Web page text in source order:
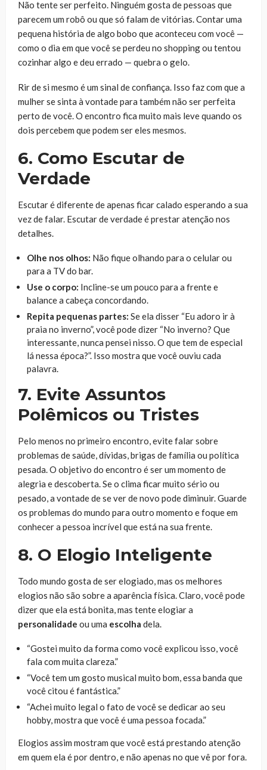
Não tente ser perfeito. Ninguém gosta de pessoas que
parecem um robô ou que só falam de vitórias. Contar uma
pequena história de algo bobo que aconteceu com você —
como o dia em que você se perdeu no shopping ou tentou
cozinhar algo e deu errado — quebra o gelo.
Rir de si mesmo é um sinal de confiança. Isso faz com que a
mulher se sinta à vontade para também não ser perfeita
perto de você. O encontro fica muito mais leve quando os
dois percebem que podem ser eles mesmos.
6. Como Escutar de
Verdade
Escutar é diferente de apenas ficar calado esperando a sua
vez de falar. Escutar de verdade é prestar atenção nos
detalhes.
Olhe nos olhos: Não fique olhando para o celular ou
para a TV do bar.
Use o corpo: Incline-se um pouco para a frente e
balance a cabeça concordando.
Repita pequenas partes: Se ela disser “Eu adoro ir à
praia no inverno”, você pode dizer “No inverno? Que
interessante, nunca pensei nisso. O que tem de especial
lá nessa época?”. Isso mostra que você ouviu cada
palavra.
7. Evite Assuntos
Polêmicos ou Tristes
Pelo menos no primeiro encontro, evite falar sobre
problemas de saúde, dívidas, brigas de família ou política
pesada. O objetivo do encontro é ser um momento de
alegria e descoberta. Se o clima ficar muito sério ou
pesado, a vontade de se ver de novo pode diminuir. Guarde
os problemas do mundo para outro momento e foque em
conhecer a pessoa incrível que está na sua frente.
8. O Elogio Inteligente
Todo mundo gosta de ser elogiado, mas os melhores
elogios não são sobre a aparência física. Claro, você pode
dizer que ela está bonita, mas tente elogiar a
personalidade ou uma escolha dela.
“Gostei muito da forma como você explicou isso, você
fala com muita clareza.”
“Você tem um gosto musical muito bom, essa banda que
você citou é fantástica.”
“Achei muito legal o fato de você se dedicar ao seu
hobby, mostra que você é uma pessoa focada.”
Elogios assim mostram que você está prestando atenção
em quem ela é por dentro, e não apenas no que vê por fora.